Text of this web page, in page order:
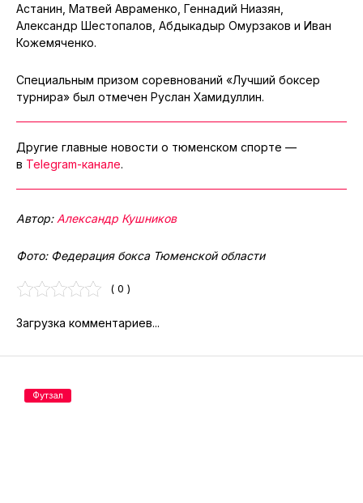
Астанин, Матвей Авраменко, Геннадий Ниазян,
Александр Шестопалов, Абдыкадыр Омурзаков и Иван
Кожемяченко.
Специальным призом соревнований «Лучший боксер
турнира» был отмечен Руслан Хамидуллин.
Другие главные новости о тюменском спорте —
в Telegram-канале.
Автор: Александр Кушников
Фото: Федерация бокса Тюменской области
( 0 )
Загрузка комментариев...
Футзал